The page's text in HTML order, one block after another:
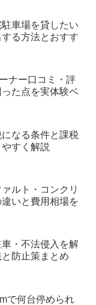
車場を貸したい
る方法とおすす
ナー口コミ・評
た点を実体験ベ
なる条件と課税
すく解説
ルト・コンクリ
いと費用相場を
・不法侵入を解
防止策まとめ
で何台停められ